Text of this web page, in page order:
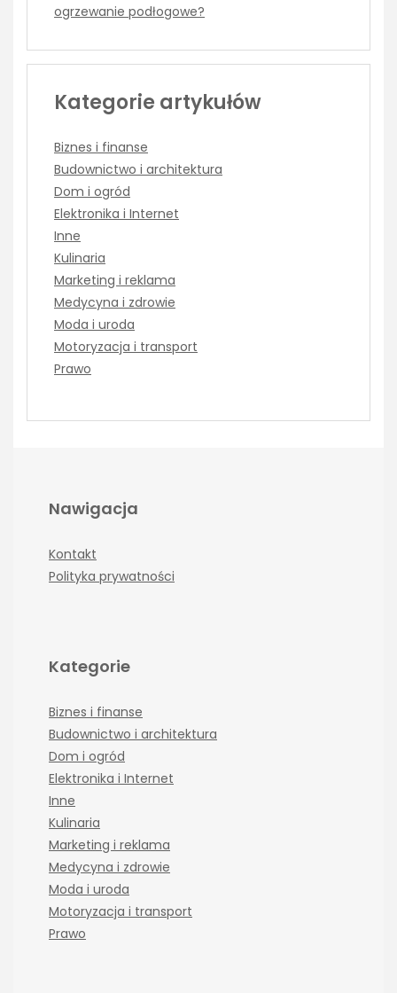
ogrzewanie podłogowe?
Kategorie artykułów
Biznes i finanse
Budownictwo i architektura
Dom i ogród
Elektronika i Internet
Inne
Kulinaria
Marketing i reklama
Medycyna i zdrowie
Moda i uroda
Motoryzacja i transport
Prawo
Nawigacja
Kontakt
Polityka prywatności
Kategorie
Biznes i finanse
Budownictwo i architektura
Dom i ogród
Elektronika i Internet
Inne
Kulinaria
Marketing i reklama
Medycyna i zdrowie
Moda i uroda
Motoryzacja i transport
Prawo